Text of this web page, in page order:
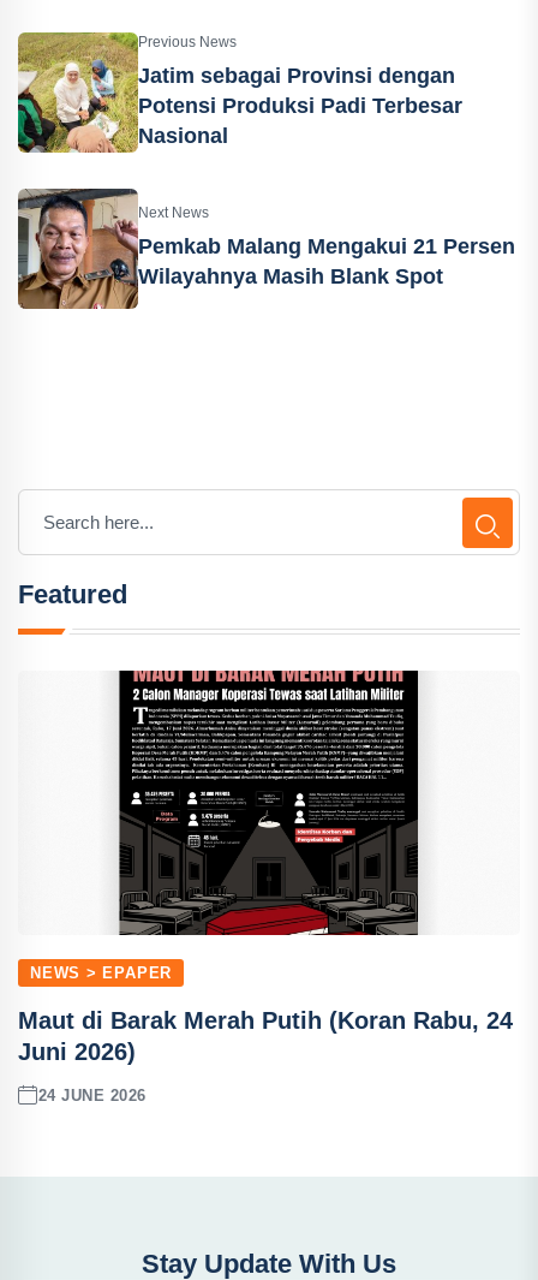
Previous News
Jatim sebagai Provinsi dengan
Potensi Produksi Padi Terbesar
Nasional
Next News
Pemkab Malang Mengakui 21 Persen
Wilayahnya Masih Blank Spot
Featured
NEWS > EPAPER
Maut di Barak Merah Putih (Koran Rabu, 24
Juni 2026)
24 JUNE 2026
Stay Update With Us